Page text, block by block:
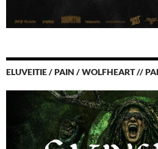
ELUVEITIE / PAIN / WOLFHEART //